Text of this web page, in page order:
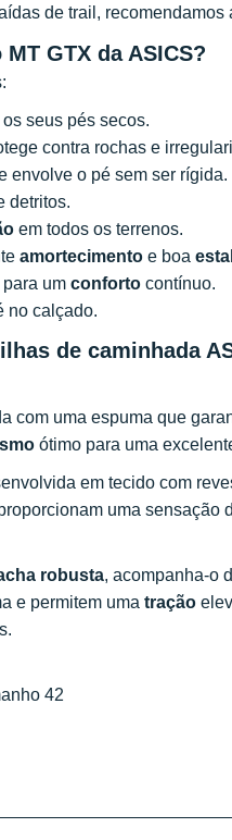
de trail, recomendamos
GTX da ASICS?
seus pés secos.
contra rochas e
envolve o pé sem ser rígida.
detritos.
em todos os terrenos.
amortecimento e boa
para um conforto contínuo.
no calçado.
de caminhada
com uma espuma que
ótimo para uma
em tecido com
uma sensação
robusta, acompanha-o
e permitem uma tração
42